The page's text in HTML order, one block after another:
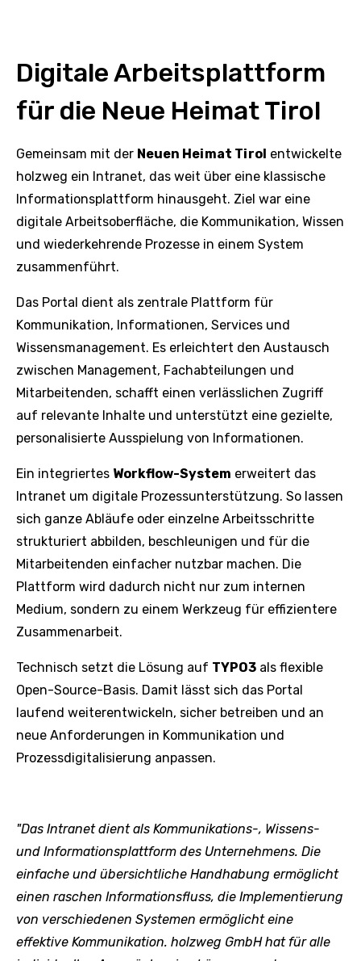
Digitale Arbeitsplattform
für die Neue Heimat Tirol
Gemeinsam mit der Neuen Heimat Tirol entwickelte
holzweg ein Intranet, das weit über eine klassische
Informationsplattform hinausgeht. Ziel war eine
digitale Arbeitsoberfläche, die Kommunikation, Wissen
und wiederkehrende Prozesse in einem System
zusammenführt.
Das Portal dient als zentrale Plattform für
Kommunikation, Informationen, Services und
Wissensmanagement. Es erleichtert den Austausch
zwischen Management, Fachabteilungen und
Mitarbeitenden, schafft einen verlässlichen Zugriff
auf relevante Inhalte und unterstützt eine gezielte,
personalisierte Ausspielung von Informationen.
Ein integriertes Workflow-System erweitert das
Intranet um digitale Prozessunterstützung. So lassen
sich ganze Abläufe oder einzelne Arbeitsschritte
strukturiert abbilden, beschleunigen und für die
Mitarbeitenden einfacher nutzbar machen. Die
Plattform wird dadurch nicht nur zum internen
Medium, sondern zu einem Werkzeug für effizientere
Zusammenarbeit.
Technisch setzt die Lösung auf TYPO3 als flexible
Open-Source-Basis. Damit lässt sich das Portal
laufend weiterentwickeln, sicher betreiben und an
neue Anforderungen in Kommunikation und
Prozessdigitalisierung anpassen.
"Das Intranet dient als Kommunikations-, Wissens-
und Informationsplattform des Unternehmens. Die
einfache und übersichtliche Handhabung ermöglicht
einen raschen Informationsfluss, die Implementierung
von verschiedenen Systemen ermöglicht eine
effektive Kommunikation. holzweg GmbH hat für alle